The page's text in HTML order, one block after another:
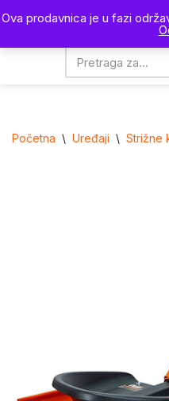
Ova prodavnica je u fazi
na
Početna \ Uređaji \ Strižne